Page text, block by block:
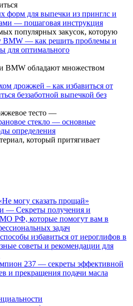
форм для выпечки из принглс и
— пошаговая инструкция
популярных закусок, которую
BMW — как решить проблемы и
для оптимального
BMW обладают множеством
дрожжей – как избавиться от
беззаботной выпечкой без
тесто —
стекло — основные
определения
который притягивает
могу сказать прощай»
— Секреты получения и
РФ, которые помогут вам в
задач
избавиться от иероглифов в
советы и рекомендации для
237 — секреты эффективной
и прекращения подачи масла